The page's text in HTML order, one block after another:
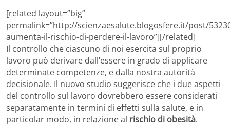
[related layout=”big”
permalink=”http://scienzaesalute.blogosfere.it/post/
aumenta-il-rischio-di-perdere-il-lavoro”][/related]
Il controllo che ciascuno di noi esercita sul proprio
lavoro può derivare dall’essere in grado di applicare
determinate competenze, e dalla nostra autorità
decisionale. Il nuovo studio suggerisce che i due aspetti
del controllo sul lavoro dovrebbero essere considerati
separatamente in termini di effetti sulla salute, e in
particolar modo, in relazione al rischio di obesità.